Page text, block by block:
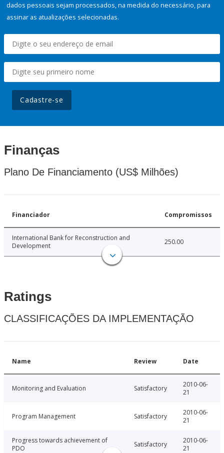
dados pessoais sejam processados, na medida do necessário, para
assinar as atualizações selecionadas.
Cadastre-se
Finanças
Plano De Financiamento (US$ Milhões)
Financiador Compromissos
International Bank for Reconstruction and
Development
250.00
Ratings
CLASSIFICAÇÕES DA IMPLEMENTAÇÃO
Name Review Date
Monitoring and Evaluation Satisfactory
2010-06-
21
Program Management Satisfactory
2010-06-
21
Progress towards achievement of
PDO
Satisfactory
2010-06-
21